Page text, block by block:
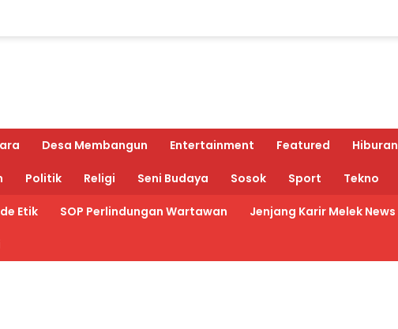
Desa Membangun Entertainment Featured Hiburan
Politik Religi Seni Budaya Sosok Sport Tekno
Etik SOP Perlindungan Wartawan Jenjang Karir Melek News